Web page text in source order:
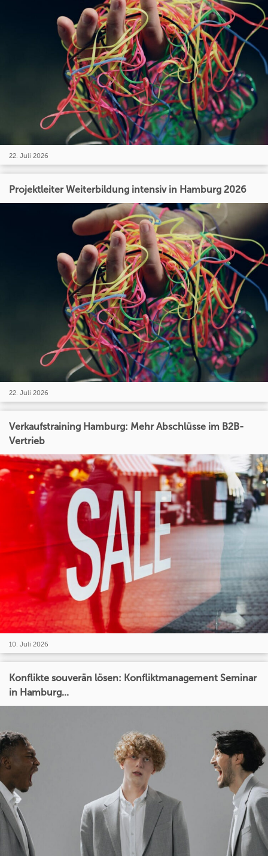
22. Juli 2026
Projektleiter Weiterbildung intensiv in Hamburg 2026
22. Juli 2026
Verkaufstraining Hamburg: Mehr Abschlüsse im B2B-
Vertrieb
10. Juli 2026
Konflikte souverän lösen: Konfliktmanagement Seminar
in Hamburg...